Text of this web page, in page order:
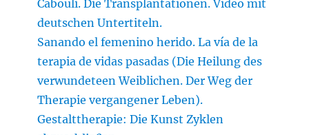
Cabouli. Die Transplantationen. Video mit
deutschen Untertiteln.
Sanando el femenino herido. La vía de la
terapia de vidas pasadas (Die Heilung des
verwundeteen Weiblichen. Der Weg der
Therapie vergangener Leben).
Gestalttherapie: Die Kunst Zyklen